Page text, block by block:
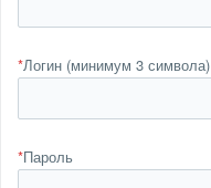
*Логин (минимум 3 символа)
*Пароль